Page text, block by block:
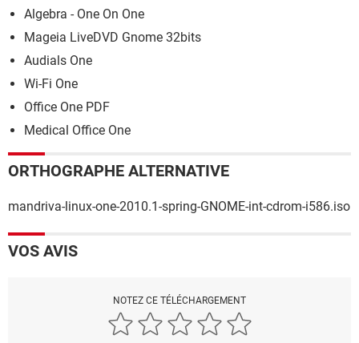
Algebra - One On One
Mageia LiveDVD Gnome 32bits
Audials One
Wi-Fi One
Office One PDF
Medical Office One
ORTHOGRAPHE ALTERNATIVE
mandriva-linux-one-2010.1-spring-GNOME-int-cdrom-i586.iso
VOS AVIS
NOTEZ CE TÉLÉCHARGEMENT